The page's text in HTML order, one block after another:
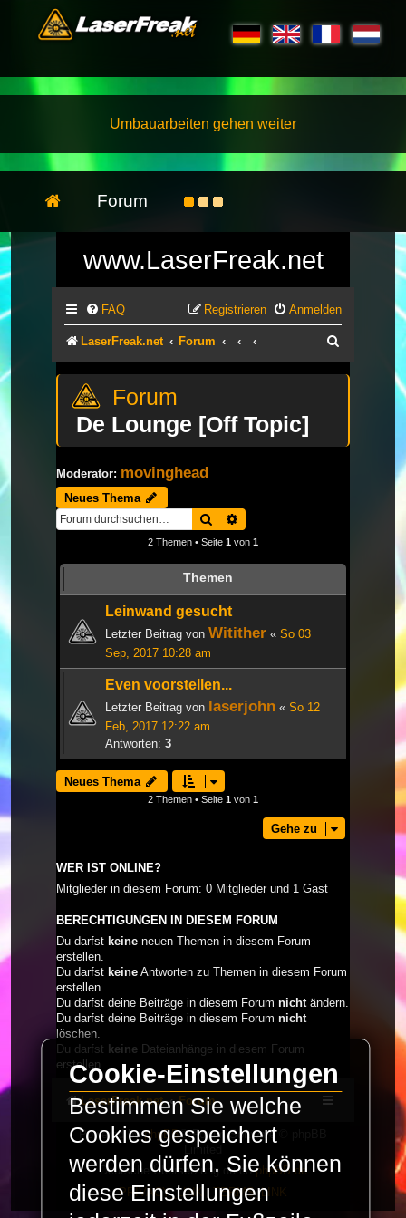
Umbauarbeiten gehen weiter
Forum
www.LaserFreak.net
FAQ Anmelden
Registrieren
LaserFreak.net Forum
De Lounge [Off Topic]
Moderator: movinghead
Neues Thema
Suche
2 Themen • Seite 1 von 1
Themen
Leinwand gesucht
Letzter Beitrag von Witither « So 03
Sep, 2017 10:28 am
Even voorstellen...
Letzter Beitrag von laserjohn « So 12
Feb, 2017 12:22 am
Antworten: 3
Neues Thema
2 Themen • Seite 1 von 1
Gehe zu
WER IST ONLINE?
Mitglieder in diesem Forum: 0 Mitglieder und 1 Gast
BERECHTIGUNGEN IN DIESEM FORUM
Du darfst keine neuen Themen in diesem Forum
erstellen.
Du darfst keine Antworten zu Themen in diesem Forum
erstellen.
Du darfst deine Beiträge in diesem Forum nichtändern.
Du darfst deine Beiträge in diesem Forum nicht
löschen.
Du darfst keine Dateianhänge in diesem Forum
erstellen.
LaserFreak.net Forum
Powered byphpBB® Forum Software © phpBB
Limited
Deutsche Übersetzung durchphpBB.de
PRIVACY_LINK | TERMS_LINK
Cookie-Einstellungen
Bestimmen Sie welche
Cookies gespeichert
werden dürfen. Sie können
diese Einstellungen